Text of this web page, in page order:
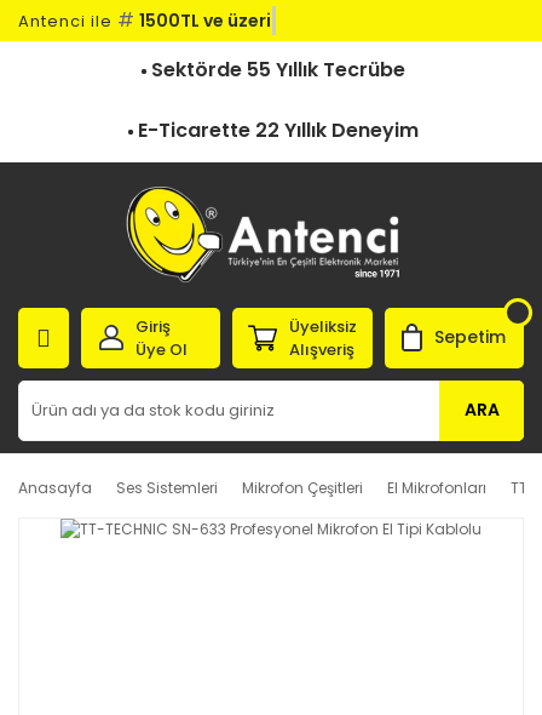
Antenci ile # 1500TL ve üzeri
Sektörde 55 Yıllık Tecrübe
E-Ticarette 22 Yıllık Deneyim
ARA
Giriş
Üye Ol
Üyeliksiz
Alışveriş
Sepetim
Anasayfa Ses Sistemleri Mikrofon Çeşitleri El Mikrofonları TT-